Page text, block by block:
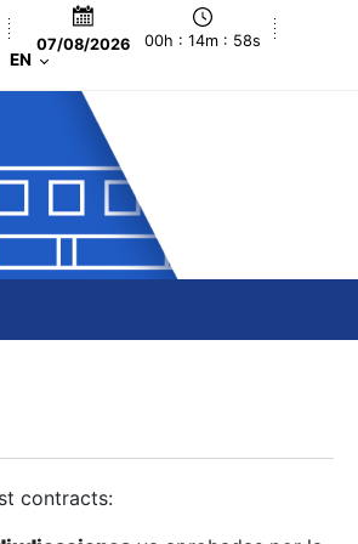
07/08/2026 00h : 14m : 59s
EN
contracts: